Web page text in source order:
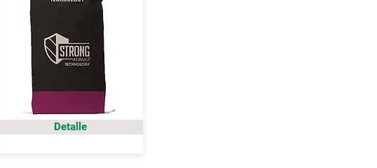
Detalle